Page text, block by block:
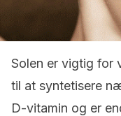
Solen er vigtig for
til at syntetisere
D-vitamin og er